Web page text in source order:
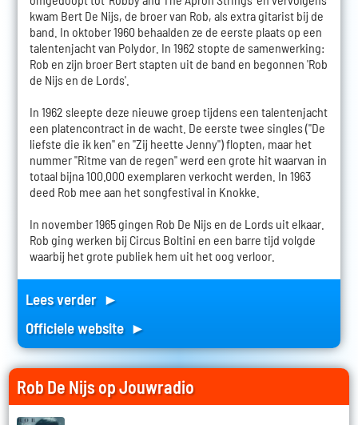
kwam Bert De Nijs, de broer van Rob, als extra gitarist bij de
band. In oktober 1960 behaalden ze de eerste plaats op een
talentenjacht van Polydor. In 1962 stopte de samenwerking:
Rob en zijn broer Bert stapten uit de band en begonnen 'Rob
de Nijs en de Lords'.
In 1962 sleepte deze nieuwe groep tijdens een talentenjacht
een platencontract in de wacht. De eerste twee singles ("De
liefste die ik ken" en "Zij heette Jenny") flopten, maar het
nummer "Ritme van de regen" werd een grote hit waarvan in
totaal bijna 100.000 exemplaren verkocht werden. In 1963
deed Rob mee aan het songfestival in Knokke.
In november 1965 gingen Rob De Nijs en de Lords uit elkaar.
Rob ging werken bij Circus Boltini en een barre tijd volgde
waarbij het grote publiek hem uit het oog verloor.
Lees verder ►
Officiele website ►
Rob De Nijs op Jouwradio